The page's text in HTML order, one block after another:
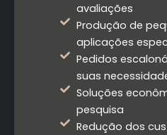
avaliações
Produção de
aplicações
Pedidos
suas
Soluções
pesquisa
Redução dos